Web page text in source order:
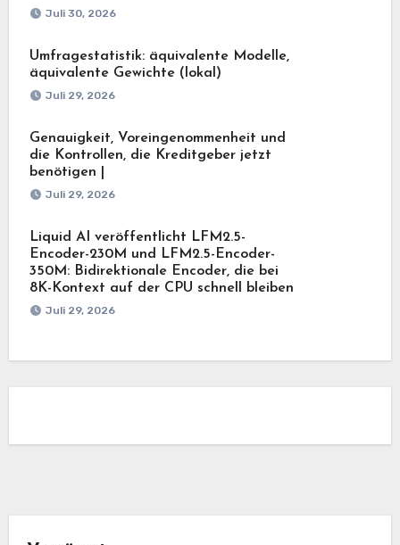
Juli 30, 2026
Umfragestatistik: äquivalente Modelle,
äquivalente Gewichte (lokal)
Juli 29, 2026
Genauigkeit, Voreingenommenheit und
die Kontrollen, die Kreditgeber jetzt
benötigen |
Juli 29, 2026
Liquid AI veröffentlicht LFM2.5-
Encoder-230M und LFM2.5-Encoder-
350M: Bidirektionale Encoder, die bei
8K-Kontext auf der CPU schnell bleiben
Juli 29, 2026